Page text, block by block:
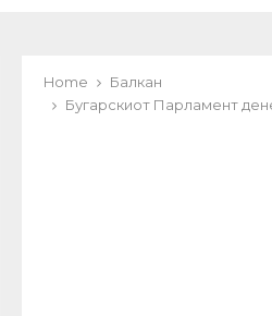
Home
Балкан
Бугарскиот Парламент